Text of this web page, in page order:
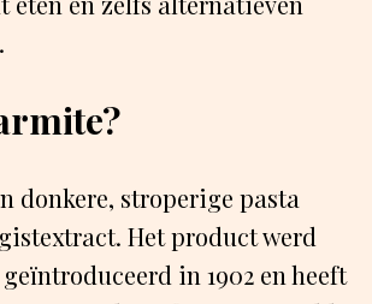
donkere, stroperige pasta
Het product werd
in 1902 en heeft